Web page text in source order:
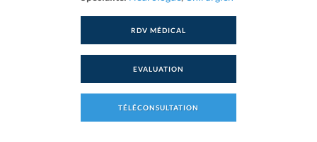
RDV MÉDICAL
EVALUATION
TÉLÉCONSULTATION